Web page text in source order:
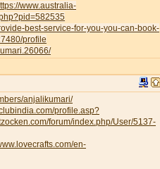
www.australia-
best-service-for-you-you-can-book-
profile
anjalikumari/
profile.asp?
forum/index.php/User/5137-
en-